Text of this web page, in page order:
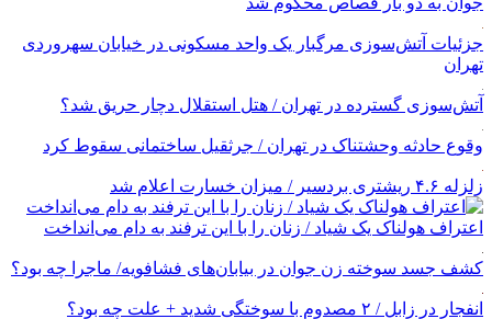
جزئیات آتش‌سوزی مرگبار یک واحد مسکونی در خیابان سهروردی
تهران
آتش‌سوزی گسترده در تهران / هتل استقلال دچار حریق شد؟
وقوع حادثه وحشتناک در تهران / جرثقیل ساختمانی سقوط کرد
زلزله ۴.۶ ریشتری بردسیر / میزان خسارت اعلام شد
اعتراف هولناک یک شیاد / زنان را با این ترفند به دام می‌انداخت
کشف جسد سوخته زن جوان در بیابان‌های فشافویه/ ماجرا چه بود؟
انفجار در زابل / ۲ مصدوم با سوختگی شدید + علت چه بود؟